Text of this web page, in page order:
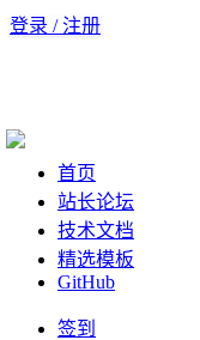
登录 / 注册
首页
站长论坛
技术文档
精选模板
GitHub
签到